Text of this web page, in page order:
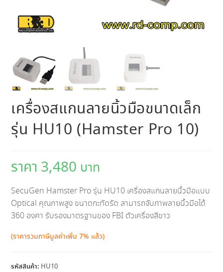
เครื่องสแกนลายนิ้วมือขนาดเล็ก
รุ่น HU10 (Hamster Pro 10)
3,480
SecuGen Hamster Pro รุ่น HU10 เครื่องสแกนลายนิ้วมือแบบ
Optical คุณภาพสูง ขนาดกะทัดรัด สามารถจับภาพลายนิ้วมือได้
360 องศา รับรองมาตรฐานของ FBI ตัวเครื่องสีขาว
(ราคารวมภาษีมูลค่าเพิ่ม 7% แล้ว)
รหัสสินค้า: HU10